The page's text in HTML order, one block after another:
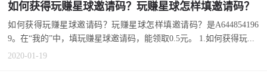
如何获得玩赚星球邀请码？玩赚星球怎样填邀请码？
如何获得玩赚星球邀请码？玩赚星球怎样填邀请码？是A644854196
9。在“我的”中，填玩赚星球邀请码，能领取0.5元。 1.如何获得玩...
2020-01-19